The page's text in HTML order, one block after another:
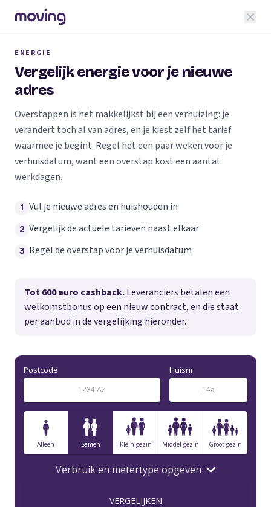
ENERGIE
Vergelijk energie voor je nieuwe
adres
Overstappen is het makkelijkst bij een verhuizing: je
verandert toch al van adres, en je kiest zelf het tarief
waarmee je begint. Regel het een paar weken voor je
verhuisdatum, want een overstap kost een aantal
werkdagen.
1 Vul je nieuwe adres en huishouden in
2 Vergelijk de actuele tarieven naast elkaar
3 Regel de overstap voor je verhuisdatum
Tot 600 euro cashback.Leveranciers betalen een
welkomstbonus op een nieuw contract, en die staat
per aanbod in de vergelijking hieronder.